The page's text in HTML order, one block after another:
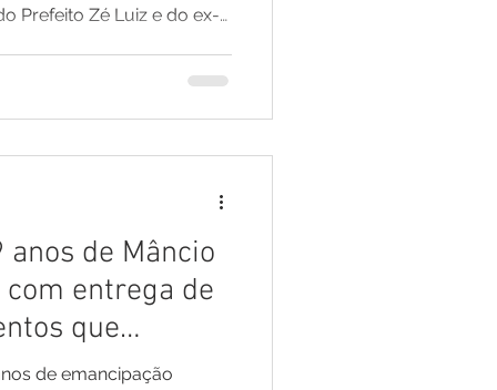
Prefeito Zé Luiz e do ex-
do espaço,
de Mâncio
entrega de
que
da
de emancipação